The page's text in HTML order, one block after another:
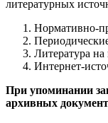
литературных
Нормативно-
Литература
Интернет-
При упоминании
архивных